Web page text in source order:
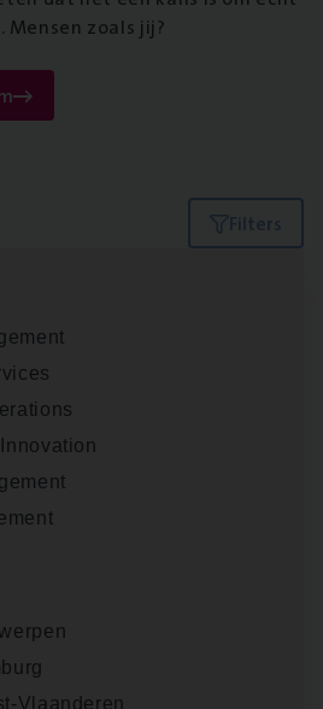
zoals jij?
Filters
Vlaanderen
verzekeringen